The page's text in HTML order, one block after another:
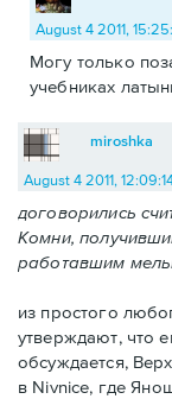
August 4 2011,
Могу только
учебниках
miroshka
August 4 2011,
договорились
Комни,
работавшим
из простого
утверждают, что
обсуждается,
в Nivnice, где